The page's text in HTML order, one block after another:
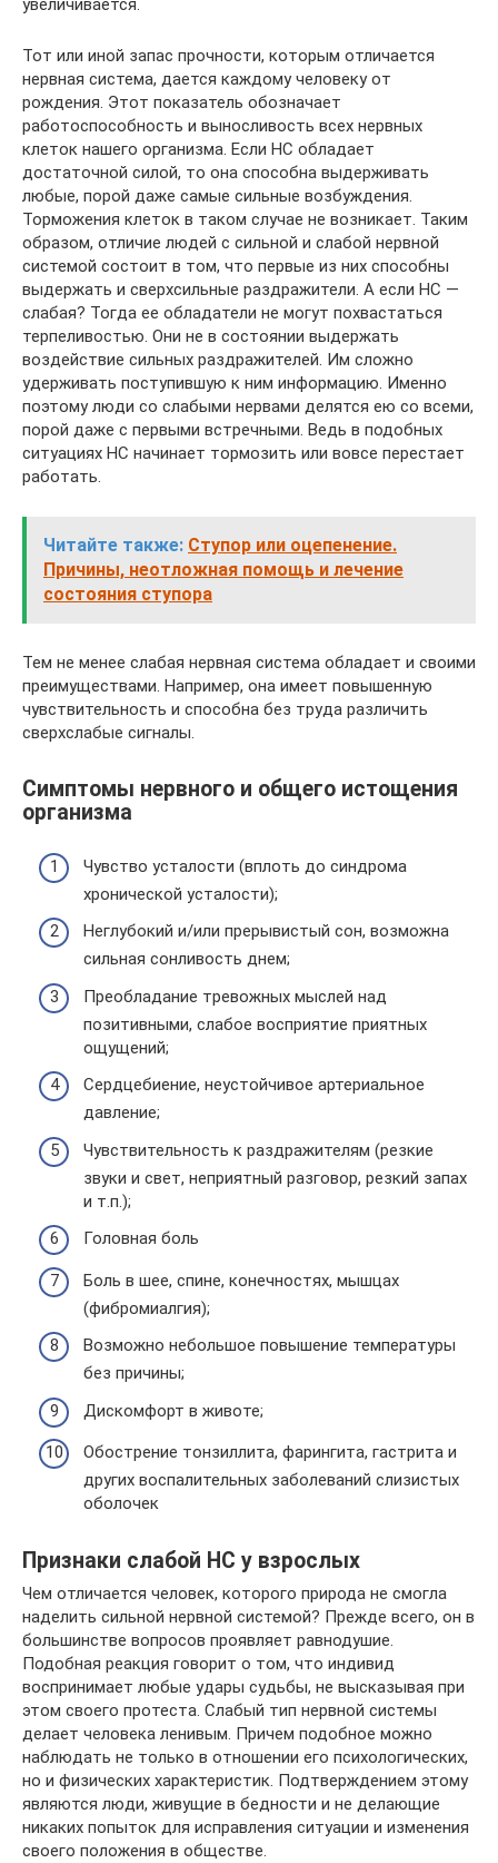
увеличивается.
Тот или иной запас прочности, которым отличается
нервная система, дается каждому человеку от
рождения. Этот показатель обозначает
работоспособность и выносливость всех нервных
клеток нашего организма. Если НС обладает
достаточной силой, то она способна выдерживать
любые, порой даже самые сильные возбуждения.
Торможения клеток в таком случае не возникает. Таким
образом, отличие людей с сильной и слабой нервной
системой состоит в том, что первые из них способны
выдержать и сверхсильные раздражители. А если НС —
слабая? Тогда ее обладатели не могут похвастаться
терпеливостью. Они не в состоянии выдержать
воздействие сильных раздражителей. Им сложно
удерживать поступившую к ним информацию. Именно
поэтому люди со слабыми нервами делятся ею со всеми,
порой даже с первыми встречными. Ведь в подобных
ситуациях НС начинает тормозить или вовсе перестает
работать.
Читайте также: Ступор или оцепенение.
Причины, неотложная помощь и лечение
состояния ступора
Тем не менее слабая нервная система обладает и своими
преимуществами. Например, она имеет повышенную
чувствительность и способна без труда различить
сверхслабые сигналы.
Симптомы нервного и общего истощения
организма
Чувство усталости (вплоть до синдрома
хронической усталости);
Неглубокий и/или прерывистый сон, возможна
сильная сонливость днем;
Преобладание тревожных мыслей над
позитивными, слабое восприятие приятных
ощущений;
Сердцебиение, неустойчивое артериальное
давление;
Чувствительность к раздражителям (резкие
звуки и свет, неприятный разговор, резкий запах
и т.п.);
Головная боль
Боль в шее, спине, конечностях, мышцах
(фибромиалгия);
Возможно небольшое повышение температуры
без причины;
Дискомфорт в животе;
Обострение тонзиллита, фарингита, гастрита и
других воспалительных заболеваний слизистых
оболочек
Признаки слабой НС у взрослых
Чем отличается человек, которого природа не смогла
наделить сильной нервной системой? Прежде всего, он в
большинстве вопросов проявляет равнодушие.
Подобная реакция говорит о том, что индивид
воспринимает любые удары судьбы, не высказывая при
этом своего протеста. Слабый тип нервной системы
делает человека ленивым. Причем подобное можно
наблюдать не только в отношении его психологических,
но и физических характеристик. Подтверждением этому
являются люди, живущие в бедности и не делающие
никаких попыток для исправления ситуации и изменения
своего положения в обществе.